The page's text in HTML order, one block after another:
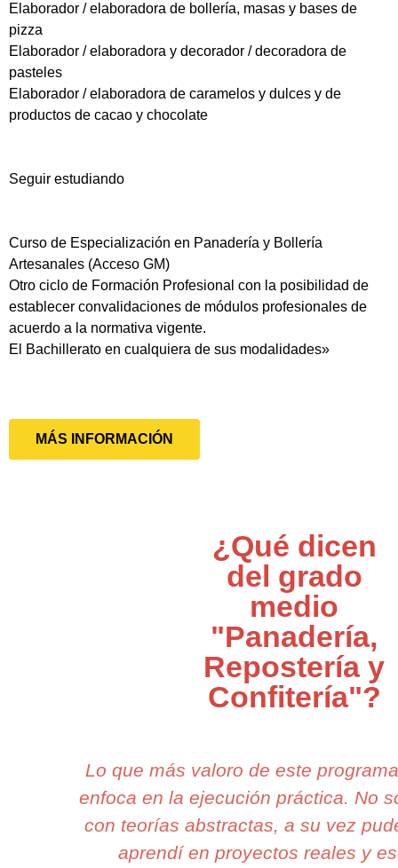
Elaborador / elaboradora de bollería, masas y bases de
pizza
Elaborador / elaboradora y decorador / decoradora de
pasteles
Elaborador / elaboradora de caramelos y dulces y de
productos de cacao y chocolate
Seguir estudiando
Curso de Especialización en Panadería y Bollería
Artesanales (Acceso GM)
Otro ciclo de Formación Profesional con la posibilidad de
establecer convalidaciones de módulos profesionales de
acuerdo a la normativa vigente.
El Bachillerato en cualquiera de sus modalidades»
MÁS INFORMACIÓN
¿Qué dicen
del grado
medio
"Panadería,
Repostería y
Confitería"?
Lo que más valoro de este
enfoca en la ejecución práctica. No
con teorías abstractas, a su vez
aprendí en proyectos reales y